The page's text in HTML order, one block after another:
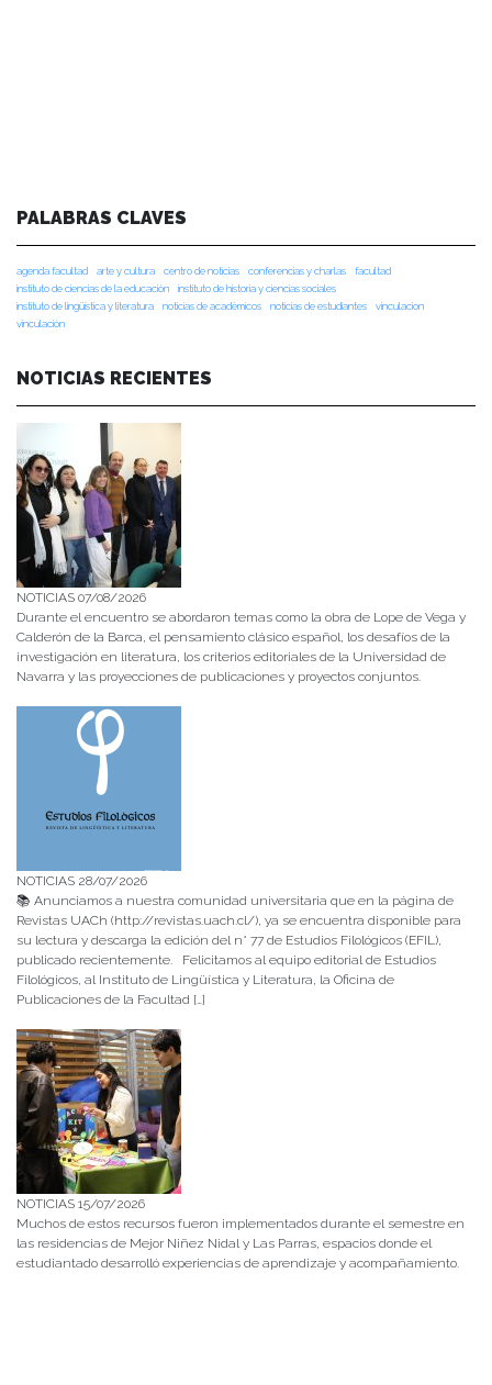
PALABRAS CLAVES
agenda facultad arte y cultura centro de noticias conferencias y charlas
facultad
instituto de ciencias de la educación
instituto de historia y ciencias sociales
instituto de lingüística y literatura
noticias de académicos noticias de estudiantes
vinculacion
vinculación
NOTICIAS RECIENTES
NOTICIAS 07/08/2026
Durante el encuentro se abordaron temas como la obra de Lope de Vega y
Calderón de la Barca, el pensamiento clásico español, los desafíos de la
investigación en literatura, los criterios editoriales de la Universidad de
Navarra y las proyecciones de publicaciones y proyectos conjuntos.
NOTICIAS 28/07/2026
📚 Anunciamos a nuestra comunidad universitaria que en la página de
Revistas UACh (http://revistas.uach.cl/), ya se encuentra disponible para
su lectura y descarga la edición del n° 77 de Estudios Filológicos (EFIL),
publicado recientemente. Felicitamos al equipo editorial de Estudios
Filológicos, al Instituto de Lingüística y Literatura, la Oficina de
Publicaciones de la Facultad […]
NOTICIAS 15/07/2026
Muchos de estos recursos fueron implementados durante el semestre en
las residencias de Mejor Niñez Nidal y Las Parras, espacios donde el
estudiantado desarrolló experiencias de aprendizaje y acompañamiento.